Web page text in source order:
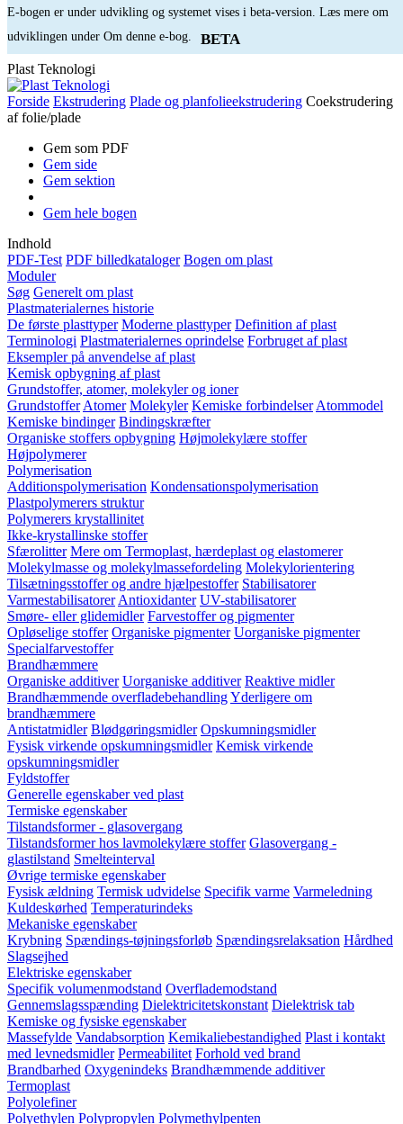
E-bogen er under udvikling og systemet vises i beta-version. Læs mere om
udviklingen under Om denne e-bog.
BETA
Plast Teknologi
Forside Ekstrudering Plade og planfolieekstrudering Coekstrudering
af folie/plade
Gem som PDF
Gem side
Gem sektion
Gem hele bogen
Indhold
PDF-Test PDF billedkataloger Bogen om plast
Moduler
Søg Generelt om plast
Plastmaterialernes historie
De første plasttyper Moderne plasttyper Definition af plast
Terminologi Plastmaterialernes oprindelse Forbruget af plast
Eksempler på anvendelse af plast
Kemisk opbygning af plast
Grundstoffer, atomer, molekyler og ioner
Grundstoffer Atomer Molekyler Kemiske forbindelser Atommodel
Kemiske bindinger Bindingskræfter
Organiske stoffers opbygning Højmolekylære stoffer
Højpolymerer
Polymerisation
Additionspolymerisation Kondensationspolymerisation
Plastpolymerers struktur
Polymerers krystallinitet
Ikke-krystallinske stoffer
Sfærolitter Mere om Termoplast, hærdeplast og elastomerer
Molekylmasse og molekylmassefordeling Molekylorientering
Tilsætningsstoffer og andre hjælpestoffer Stabilisatorer
Varmestabilisatorer Antioxidanter UV-stabilisatorer
Smøre- eller glidemidler Farvestoffer og pigmenter
Opløselige stoffer Organiske pigmenter Uorganiske pigmenter
Specialfarvestoffer
Brandhæmmere
Organiske additiver Uorganiske additiver Reaktive midler
Brandhæmmende overfladebehandlingYderligere om
brandhæmmere
Antistatmidler Blødgøringsmidler Opskumningsmidler
Fysisk virkende opskumningsmidler Kemisk virkende
opskumningsmidler
Fyldstoffer
Generelle egenskaber ved plast
Termiske egenskaber
Tilstandsformer - glasovergang
Tilstandsformer hos lavmolekylære stoffer Glasovergang -
glastilstand Smelteinterval
Øvrige termiske egenskaber
Fysisk ældning Termisk udvidelse Specifik varme Varmeledning
Kuldeskørhed Temperaturindeks
Mekaniske egenskaber
Krybning Spændings-tøjningsforløb Spændingsrelaksation Hårdhed
Slagsejhed
Elektriske egenskaber
Specifik volumenmodstand Overflademodstand
Gennemslagsspænding Dielektricitetskonstant Dielektrisk tab
Kemiske og fysiske egenskaber
Massefylde Vandabsorption Kemikaliebestandighed Plast i kontakt
med levnedsmidler Permeabilitet Forhold ved brand
Brandbarhed Oxygenindeks Brandhæmmende additiver
Termoplast
Polyolefiner
Polyethylen Polypropylen Polymethylpenten